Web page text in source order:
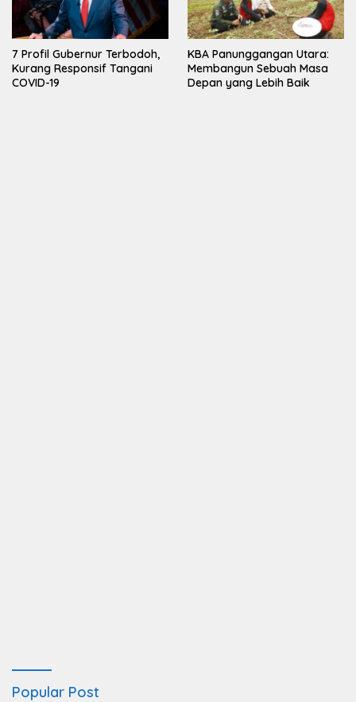
7 Profil Gubernur Terbodoh,
Kurang Responsif Tangani
COVID-19
KBA Panunggangan Utara:
Membangun Sebuah Masa
Depan yang Lebih Baik
Popular Post